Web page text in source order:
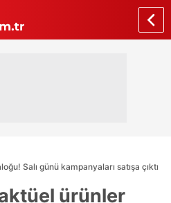
Salı günü kampanyaları satışa çıktı
ürünler